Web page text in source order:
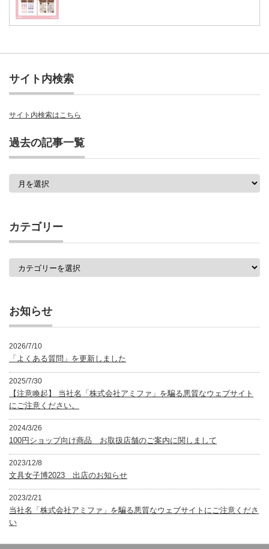
サイト内検索
サイト内検索はこちら
過去の記事一覧
過
一
覧
カテゴリー
カ
お知らせ
2026/7/10
「よくある質問」を更新しました
2025/7/30
【注意喚起】 当社名「株式会社アミファ」を騙る悪質なウェブサイト
にご注意ください。
2024/3/26
100円ショップ向け商品 お取扱店舗のご案内に関しまして
2023/12/8
文具女子博2023 出店のお知らせ
2023/2/21
当社名「株式会社アミファ」を騙る悪質なウェブサイトにご注意くださ
い